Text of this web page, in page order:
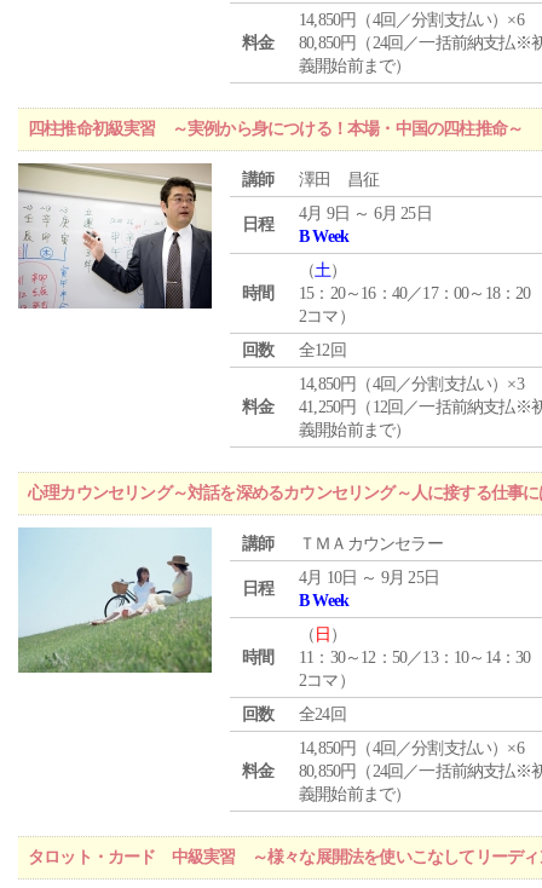
料金
14,850円（4回／分割支払い）×6
80,850円（24回／一括前納支払※
義開始前まで）
四柱推命初級実習 ～実例から身につける！本場・中国の四柱推命～
講師 澤田 昌征
日程
4月 9日 ～ 6月 25日
B Week
時間
（土）
15：20～16：40／17：00～18：20
2コマ）
回数
全12回
料金
14,850円（4回／分割支払い）×3
41,250円（12回／一括前納支払※
義開始前まで）
心理カウンセリング～対話を深めるカウンセリング～人に接する仕事
講師 ＴＭＡカウンセラー
日程
4月 10日 ～ 9月 25日
B Week
時間
（ 日 ）
11：30～12：50／13：10～14：30
2コマ）
回数
全24回
料金
14,850円（4回／分割支払い）×6
80,850円（24回／一括前納支払※
義開始前まで）
タロット・カード 中級実習 ～様々な展開法を使いこなしてリーディ